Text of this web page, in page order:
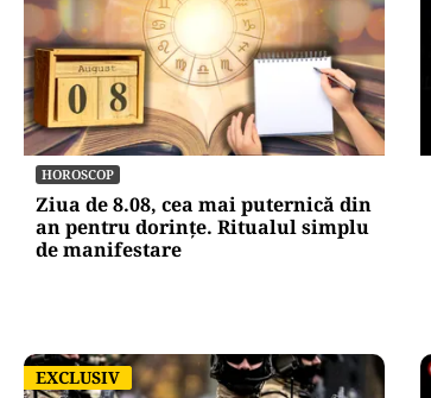
HOROSCOP
Ziua de 8.08, cea mai puternică din
an pentru dorințe. Ritualul simplu
de manifestare
EXCLUSIV
EXCLUSIV